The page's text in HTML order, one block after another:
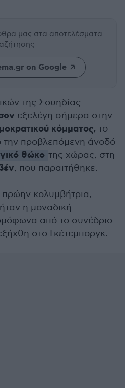
μας στα αποτελέσματα
on Google
της Σουηδίας
εξελέγη σήμερα στην
κόμματος, το
προβλεπόμενη άνοδό
θώκο της χώρας, στη
, που παραιτήθηκε.
κολυμβήτρια,
η μοναδική
από το συνέδριο
στο Γκέτεμποργκ.